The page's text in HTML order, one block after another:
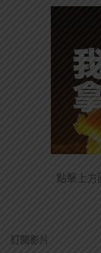
點擊上方
訂閱影片